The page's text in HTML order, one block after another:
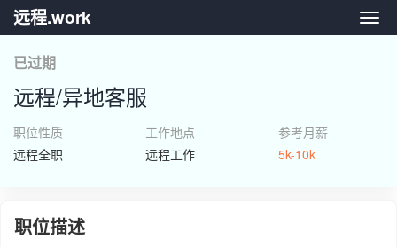
远
远程.work
已过期
远程/异地客服
职位性质
远程全职
工作地点
远程工作
参考月薪
5k-10k
职位描述